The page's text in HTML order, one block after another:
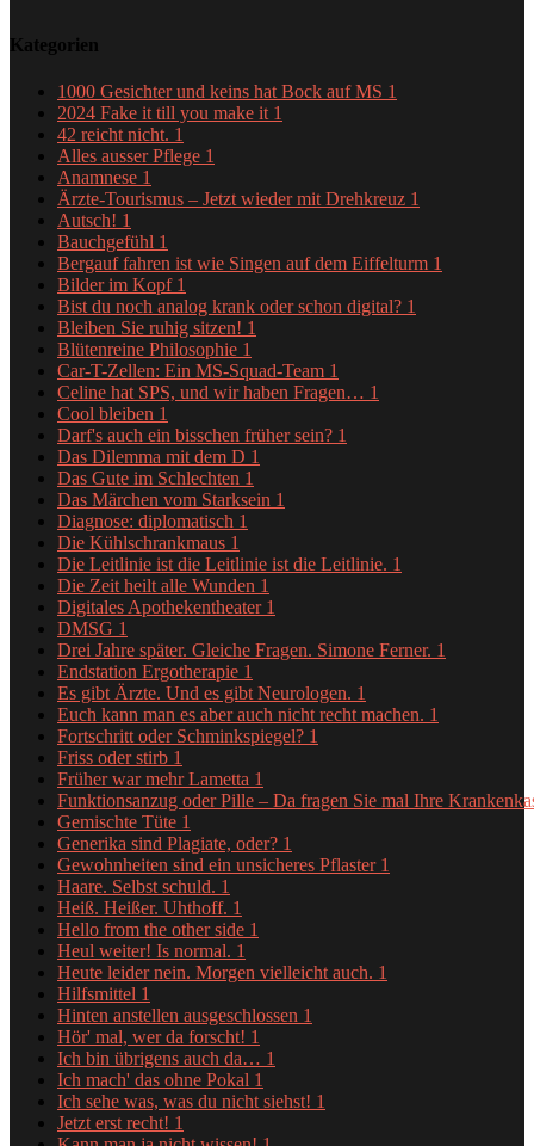
Kategorien
1000 Gesichter und keins hat Bock auf MS 1
2024 Fake it till you make it 1
42 reicht nicht. 1
Alles ausser Pflege 1
Anamnese 1
Ärzte-Tourismus – Jetzt wieder mit Drehkreuz 1
Autsch! 1
Bauchgefühl 1
Bergauf fahren ist wie Singen auf dem Eiffelturm 1
Bilder im Kopf 1
Bist du noch analog krank oder schon digital? 1
Bleiben Sie ruhig sitzen! 1
Blütenreine Philosophie 1
Car-T-Zellen: Ein MS-Squad-Team 1
Celine hat SPS, und wir haben Fragen… 1
Cool bleiben 1
Darf's auch ein bisschen früher sein? 1
Das Dilemma mit dem D 1
Das Gute im Schlechten 1
Das Märchen vom Starksein 1
Diagnose: diplomatisch 1
Die Kühlschrankmaus 1
Die Leitlinie ist die Leitlinie ist die Leitlinie. 1
Die Zeit heilt alle Wunden 1
Digitales Apothekentheater 1
DMSG 1
Drei Jahre später. Gleiche Fragen. Simone Ferner. 1
Endstation Ergotherapie 1
Es gibt Ärzte. Und es gibt Neurologen. 1
Euch kann man es aber auch nicht recht machen. 1
Fortschritt oder Schminkspiegel? 1
Friss oder stirb 1
Früher war mehr Lametta 1
Funktionsanzug oder Pille – Da fragen Sie mal Ihre
Gemischte Tüte 1
Generika sind Plagiate, oder? 1
Gewohnheiten sind ein unsicheres Pflaster 1
Haare. Selbst schuld. 1
Heiß. Heißer. Uhthoff. 1
Hello from the other side 1
Heul weiter! Is normal. 1
Heute leider nein. Morgen vielleicht auch. 1
Hilfsmittel 1
Hinten anstellen ausgeschlossen 1
Hör' mal, wer da forscht! 1
Ich bin übrigens auch da… 1
Ich mach' das ohne Pokal 1
Ich sehe was, was du nicht siehst! 1
Jetzt erst recht! 1